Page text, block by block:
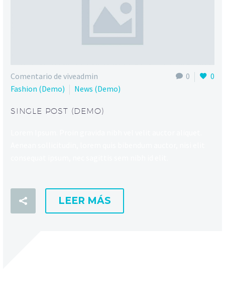
0 0
Comentario de viveadmin
Fashion (Demo)
News (Demo)
SINGLE POST (DEMO)
LEER MÁS